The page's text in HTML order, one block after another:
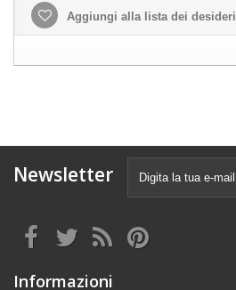
Aggiungi alla lista dei desideri
Newsletter
Informazioni